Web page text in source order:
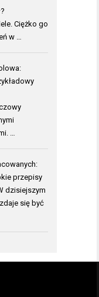
Ciężko go
w …
…
przepisy
dzisiejszym
się być